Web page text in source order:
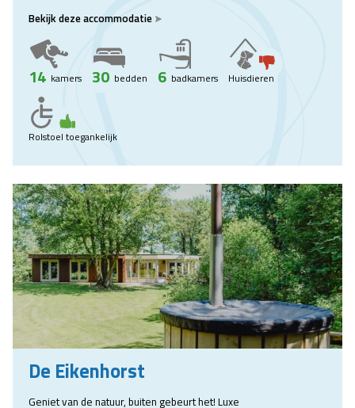
Bekijk deze accommodatie
14 kamers 30 bedden 6 badkamers Huisdieren
Rolstoel toegankelijk
De Eikenhorst
Geniet van de natuur, buiten gebeurt het! Luxe